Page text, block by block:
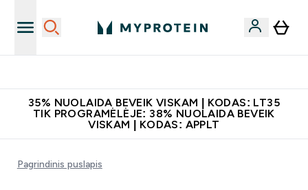
35% NUOLAIDA BEVEIK VISKAM | KODAS: LT35
TIK PROGRAMĖLĖJE: 38% NUOLAIDA BEVEIK
VISKAM | KODAS: APPLT
Pagrindinis puslapis